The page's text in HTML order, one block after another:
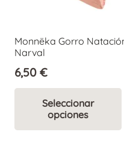
Monnëka Gorro
Narval
6,50 €
Seleccionar
opciones